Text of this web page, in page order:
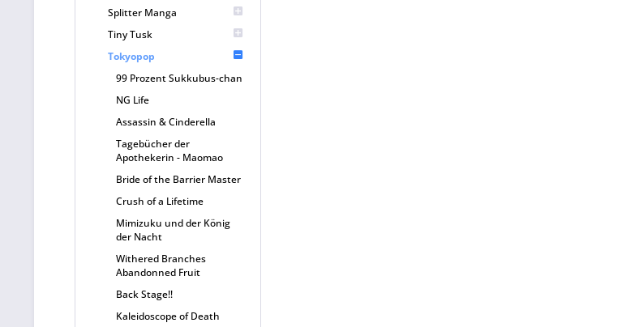
Splitter Manga
Tiny Tusk
Tokyopop
99 Prozent Sukkubus-chan
NG Life
Assassin & Cinderella
Tagebücher der
Apothekerin - Maomao
Bride of the Barrier Master
Crush of a Lifetime
Mimizuku und der König
der Nacht
Withered Branches
Abandonned Fruit
Back Stage!!
Kaleidoscope of Death